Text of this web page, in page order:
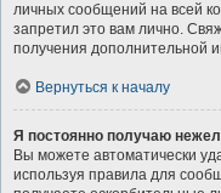
личных сообщений на всей
запретил это вам лично.
получения дополнительной
Вернуться к началу
Я постоянно получаю
Вы можете автоматически
используя правила для